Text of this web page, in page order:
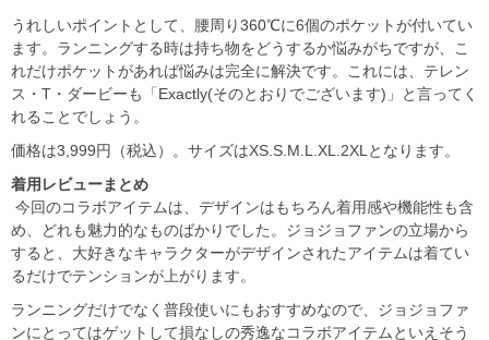
うれしいポイントとして、腰周り360℃に6個のポケットが付いてい
ます。ランニングする時は持ち物をどうするか悩みがちですが、こ
れだけポケットがあれば悩みは完全に解決です。これには、テレン
ス・T・ダービーも「Exactly(そのとおりでございます)」と言ってく
れることでしょう。
価格は3,999円（税込）。サイズはXS.S.M.L.XL.2XLとなります。
着用レビューまとめ
今回のコラボアイテムは、デザインはもちろん着用感や機能性も含
め、どれも魅力的なものばかりでした。ジョジョファンの立場から
すると、大好きなキャラクターがデザインされたアイテムは着てい
るだけでテンションが上がります。
ランニングだけでなく普段使いにもおすすめなので、ジョジョファ
ンにとってはゲットして損なしの秀逸なコラボアイテムといえそう